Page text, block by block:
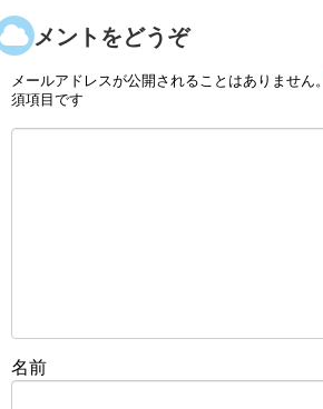
コメントをどうぞ
メールアドレスが公開されることはありません。
須項目です
名前